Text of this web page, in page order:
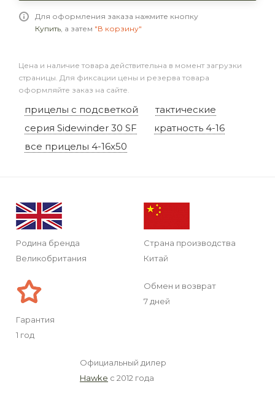
Для оформления заказа нажмите кнопку
Купить, а затем "В корзину"
Цена и наличие товара действительна в момент загрузки
страницы. Для фиксации цены и резерва товара
оформляйте заказ на сайте.
прицелы с подсветкой
тактические
серия Sidewinder 30 SF
кратность 4-16
все прицелы 4-16x50
Родина бренда
Великобритания
Страна производства
Китай
Гарантия
1 год
Обмен и возврат
7 дней
Официальный дилер
Hawke с 2012 года